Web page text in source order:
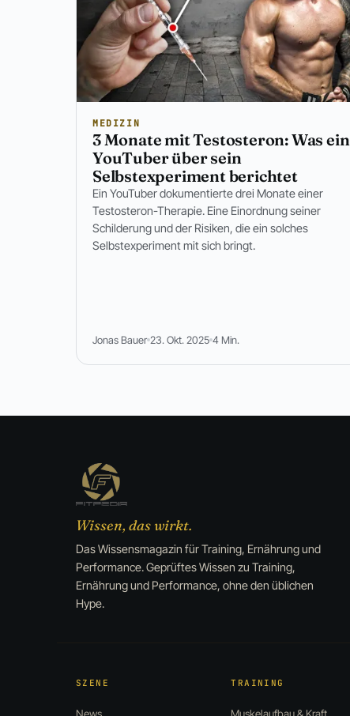
MEDIZIN
3 Monate mit Testosteron: Was ein
YouTuber über sein
Selbstexperiment berichtet
Ein YouTuber dokumentierte drei Monate einer
Testosteron-Therapie. Eine Einordnung seiner
Schilderung und der Risiken, die ein solches
Selbstexperiment mit sich bringt.
Jonas Bauer 23. Okt. 2025 4 Min.
Wissen, das wirkt.
Das Wissensmagazin für Training, Ernährung und
Performance. Geprüftes Wissen zu Training,
Ernährung und Performance, ohne den üblichen
Hype.
SZENE
News
TRAINING
Muskelaufbau & Kraft